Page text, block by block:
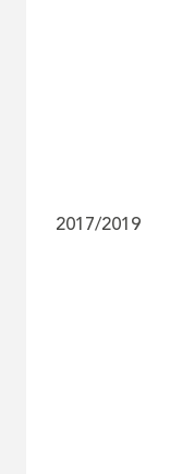
2017/2019